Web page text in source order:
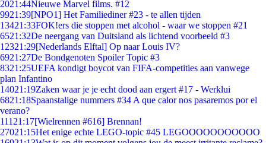
2021:44Nieuwe Marvel films. #12
9921:39[NPO1] Het Familiediner #23 - te allen tijden
13421:33FOK!ers die stoppen met alcohol - waar we stoppen #21
6521:32De neergang van Duitsland als lichtend voorbeeld #3
12321:29[Nederlands Elftal] Op naar Louis IV?
6921:27De Bondgenoten Spoiler Topic #3
8321:25UEFA kondigt boycot van FIFA-competities aan vanwege
plan Infantino
14021:19Zaken waar je je echt dood aan ergert #17 - Werklui
6821:18Spaanstalige nummers #34 A que calor nos pasaremos por el
verano?
111 21:17[Wielrennen #616] Brennan!
27021:15Het enige echte LEGO-topic #45 LEGOOOOOOOOOOO